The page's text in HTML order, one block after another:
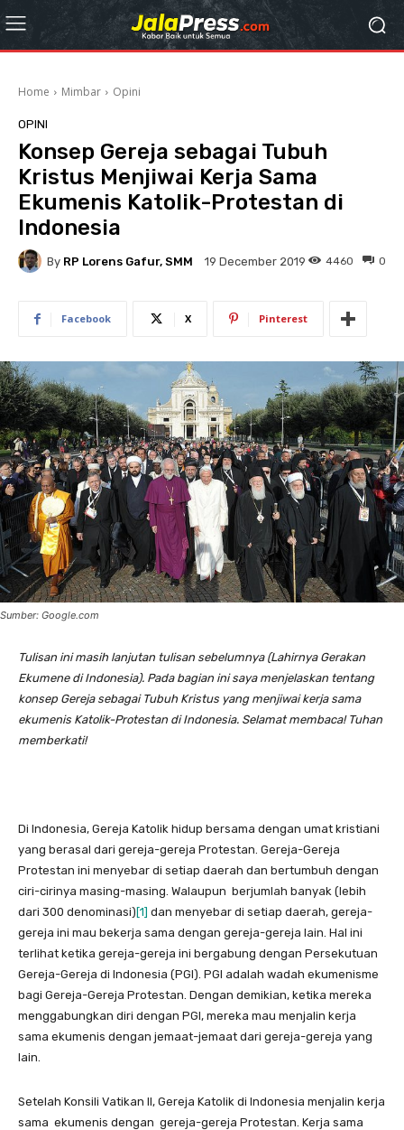
Home Mimbar Opini
OPINI
Konsep Gereja sebagai Tubuh
Kristus Menjiwai Kerja Sama
Ekumenis Katolik-Protestan di
Indonesia
By RP Lorens Gafur, SMM 19 December 2019 0
4460
Facebook X Pinterest
Sumber: Google.com
Tulisan ini masih lanjutan tulisan sebelumnya (Lahirnya Gerakan
Ekumene di Indonesia). Pada bagian ini saya menjelaskan tentang
konsep Gereja sebagai Tubuh Kristus yang menjiwai kerja sama
ekumenis Katolik-Protestan di Indonesia. Selamat membaca! Tuhan
memberkati!
Di Indonesia, Gereja Katolik hidup bersama dengan umat kristiani
yang berasal dari gereja-gereja Protestan. Gereja-Gereja
Protestan ini menyebar di setiap daerah dan bertumbuh dengan
ciri-cirinya masing-masing. Walaupun berjumlah banyak (lebih
dari 300 denominasi)[1] dan menyebar di setiap daerah, gereja-
gereja ini mau bekerja sama dengan gereja-gereja lain. Hal ini
terlihat ketika gereja-gereja ini bergabung dengan Persekutuan
Gereja-Gereja di Indonesia (PGI). PGI adalah wadah ekumenisme
bagi Gereja-Gereja Protestan. Dengan demikian, ketika mereka
menggabungkan diri dengan PGI, mereka mau menjalin kerja
sama ekumenis dengan jemaat-jemaat dari gereja-gereja yang
lain.
Setelah Konsili Vatikan II, Gereja Katolik di Indonesia menjalin kerja
sama ekumenis dengan gereja-gereja Protestan. Kerja sama